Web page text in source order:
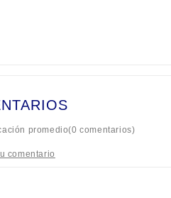
promedio(0 comentarios)